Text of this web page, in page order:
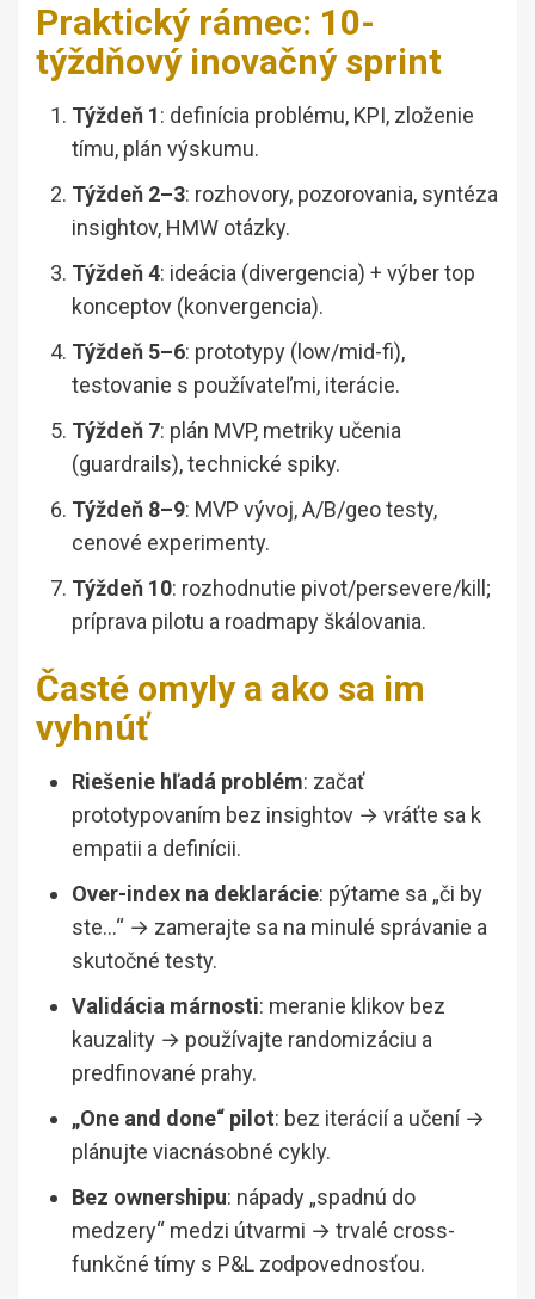
Praktický rámec: 10-
týždňový inovačný sprint
Týždeň 1: definícia problému, KPI, zloženie
tímu, plán výskumu.
Týždeň 2–3: rozhovory, pozorovania, syntéza
insightov, HMW otázky.
Týždeň 4: ideácia (divergencia) + výber top
konceptov (konvergencia).
Týždeň 5–6: prototypy (low/mid-fi),
testovanie s používateľmi, iterácie.
Týždeň 7: plán MVP, metriky učenia
(guardrails), technické spiky.
Týždeň 8–9: MVP vývoj, A/B/geo testy,
cenové experimenty.
Týždeň 10: rozhodnutie pivot/persevere/kill;
príprava pilotu a roadmapy škálovania.
Časté omyly a ako sa im
vyhnúť
Riešenie hľadá problém: začať
prototypovaním bez insightov → vráťte sa k
empatii a definícii.
Over-index na deklarácie: pýtame sa „či by
ste…“ → zamerajte sa na minulé správanie a
skutočné testy.
Validácia márnosti: meranie klikov bez
kauzality → používajte randomizáciu a
predfinované prahy.
„One and done“ pilot: bez iterácií a učení →
plánujte viacnásobné cykly.
Bez ownershipu: nápady „spadnú do
medzery“ medzi útvarmi → trvalé cross-
funkčné tímy s P&L zodpovednosťou.